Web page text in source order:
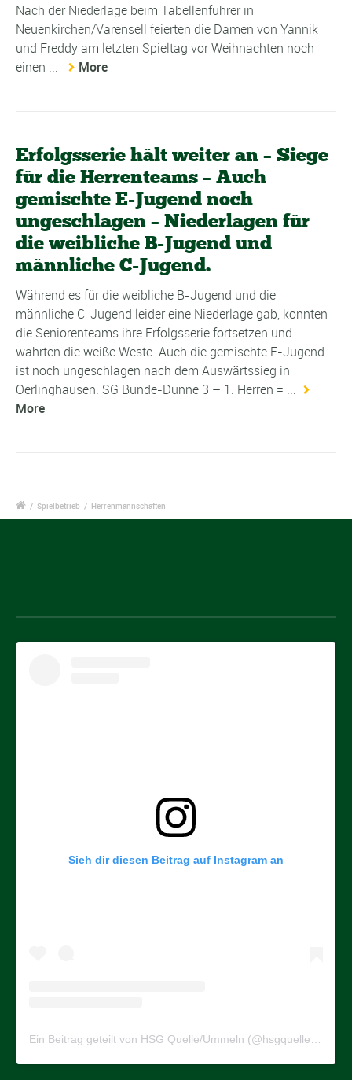
Nach der Niederlage beim Tabellenführer in
Neuenkirchen/Varensell feierten die Damen von Yannik
und Freddy am letzten Spieltag vor Weihnachten noch
einen ...
More
Erfolgsserie hält weiter an – Siege
für die Herrenteams – Auch
gemischte E-Jugend noch
ungeschlagen – Niederlagen für
die weibliche B-Jugend und
männliche C-Jugend.
Während es für die weibliche B-Jugend und die
männliche C-Jugend leider eine Niederlage gab, konnten
die Seniorenteams ihre Erfolgsserie fortsetzen und
wahrten die weiße Weste. Auch die gemischte E-Jugend
ist noch ungeschlagen nach dem Auswärtssieg in
Oerlinghausen. SG Bünde-Dünne 3 – 1. Herren = ...
More
/ Spielbetrieb / Herrenmannschaften
Sieh dir diesen Beitrag auf Instagram an